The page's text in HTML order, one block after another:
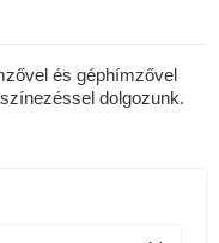
és géphímzővel
dolgozunk.